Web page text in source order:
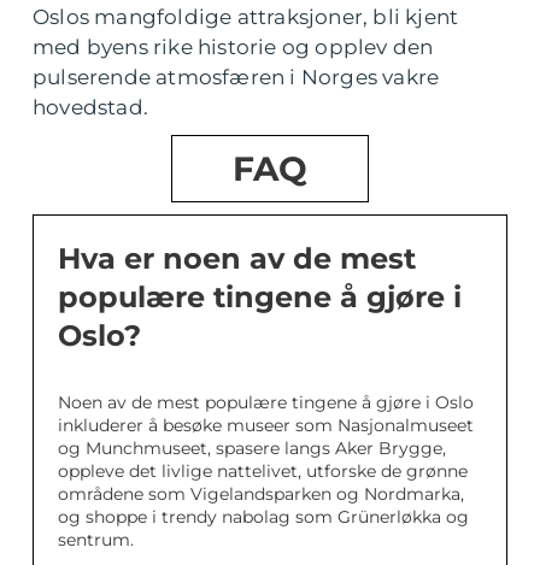
Oslos mangfoldige attraksjoner, bli kjent
med byens rike historie og opplev den
pulserende atmosfæren i Norges vakre
hovedstad.
FAQ
Hva er noen av de mest
populære tingene å gjøre i
Oslo?
Noen av de mest populære tingene å gjøre i Oslo
inkluderer å besøke museer som Nasjonalmuseet
og Munchmuseet, spasere langs Aker Brygge,
oppleve det livlige nattelivet, utforske de grønne
områdene som Vigelandsparken og Nordmarka,
og shoppe i trendy nabolag som Grünerløkka og
sentrum.